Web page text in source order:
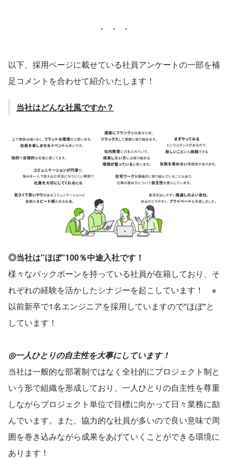
以下、採用ページに載せている社員アンケートの一部を補
足コメントを合わせて紹介いたします！
当社はどんな社風ですか？
◎当社は"ほぼ"100％中途入社です！
様々なバックボーンを持っている社員が在籍しており、そ
れぞれの経験を活かしたシナジーを起こしています！　※
以前新卒で1名エンジニアを採用していますので"ほぼ"と
しています！
◎一人ひとりの自主性を大事にしています！
当社は一般的な部署制ではなく全社的にプロジェクト制と
いう形で組織を形成しており、一人ひとりの自主性を尊重
しながらプロジェクト単位で目標に向かって日々業務に励
んでいます。また、協力的な社員が多いので良い意味で周
囲を巻き込みながら成果をあげていくことができる環境に
あります！